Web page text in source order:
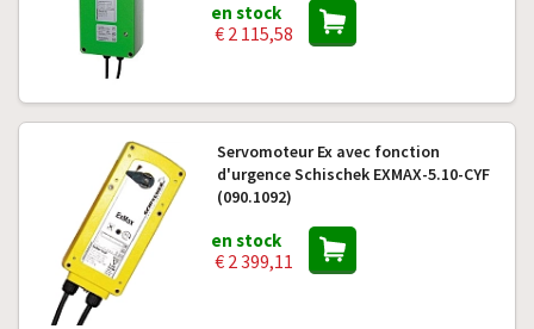
en stock
€ 2 115,58
Servomoteur Ex avec fonction
d'urgence Schischek EXMAX-5.10-CYF
(090.1092)
en stock
€ 2 399,11